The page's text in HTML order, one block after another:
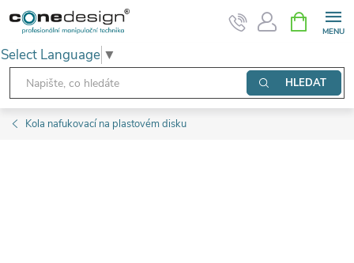
Přejít
obsah
Select Language ▼
HLEDAT
NÁKUPNÍ
KOŠÍK
Kola nafukovací na plastovém disku